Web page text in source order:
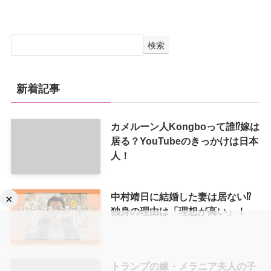
検索
新着記事
カメルーン人Kongboって誰⁉嫁は
居る？YouTubeのきっかけは日本
人！
中村靖日に結婚した妻は居ない⁉
独身の理由は「理想が高い」！
トランプの嫁・メラニア夫人の子
×